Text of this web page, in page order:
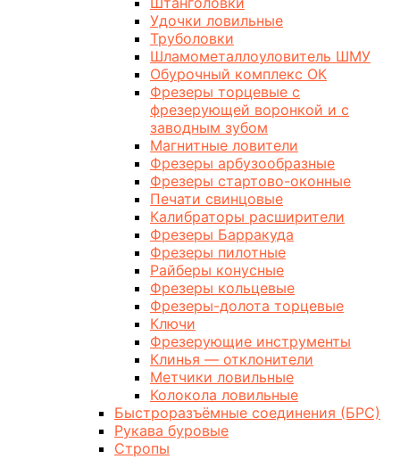
Удочки ловильные
Труболовки
Шламометаллоуловитель ШМУ
Обурочный комплекс ОК
Фрезеры торцевые с
фрезерующей воронкой и с
заводным зубом
Магнитные ловители
Фрезеры арбузообразные
Фрезеры стартово-оконные
Печати свинцовые
Калибраторы расширители
Фрезеры Барракуда
Фрезеры пилотные
Райберы конусные
Фрезеры кольцевые
Фрезеры-долота торцевые
Ключи
Фрезерующие инструменты
Клинья — отклонители
Метчики ловильные
Колокола ловильные
Быстроразъёмные соединения (БРС)
Рукава буровые
Стропы